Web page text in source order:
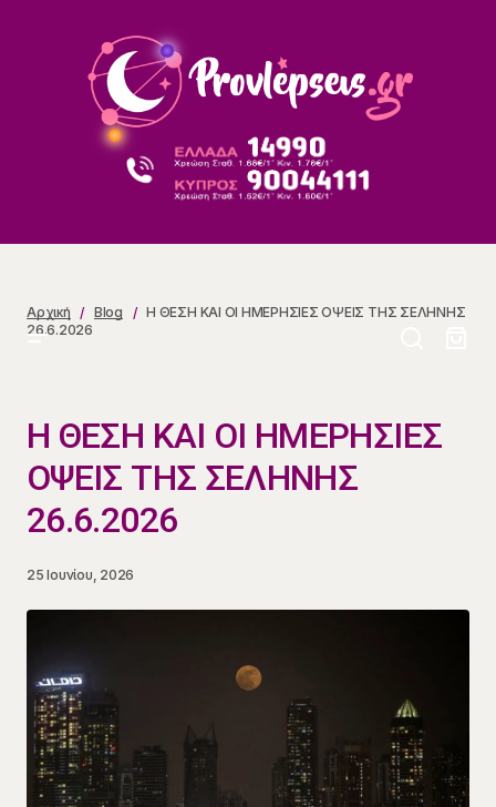
Αρχική Blog
Η ΘΕΣΗ ΚΑΙ ΟΙ ΗΜΕΡΗΣΙΕΣ ΟΨΕΙΣ ΤΗΣ ΣΕΛΗΝΗΣ
26.6.2026
Η ΘΕΣΗ ΚΑΙ ΟΙ ΗΜΕΡΗΣΙΕΣ
ΟΨΕΙΣ ΤΗΣ ΣΕΛΗΝΗΣ
26.6.2026
25 Ιουνίου, 2026